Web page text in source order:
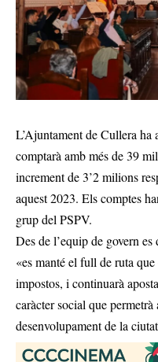
L’Ajuntament de Cullera ha
comptarà amb més de 39
increment de 3’2 milions
aquest 2023. Els comptes
grup del PSPV.
Des de l’equip de govern
«es manté el full de ruta
impostos, i continuarà
caràcter social que
desenvolupament de la